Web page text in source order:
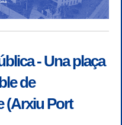
- Una plaça
de
(Arxiu Port